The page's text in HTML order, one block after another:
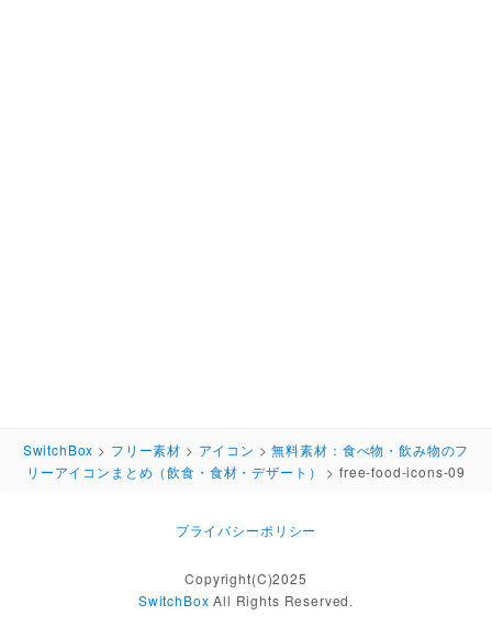
SwitchBox > フリー素材 > アイコン >無料素材：食べ物・飲み物のフ
リーアイコンまとめ（飲食・食材・デザート）
>free-food-icons-09
プライバシーポリシー
Copyright(C)2025
SwitchBox All Rights Reserved.